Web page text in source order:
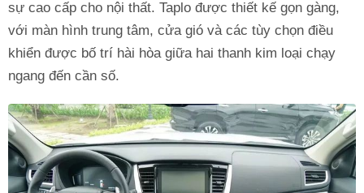
sự cao cấp cho nội thất. Taplo được thiết kế gọn gàng,
với màn hình trung tâm, cửa gió và các tùy chọn điều
khiển được bố trí hài hòa giữa hai thanh kim loại chạy
ngang đến cần số.